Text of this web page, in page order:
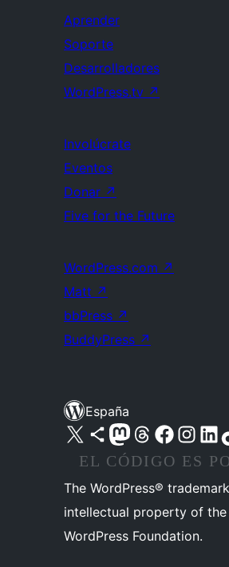
Aprender
Soporte
Desarrolladores
WordPress.tv ↗
Involúcrate
Eventos
Donar ↗
Five for the Future
WordPress.com ↗
Matt ↗
bbPress ↗
BuddyPress ↗
España
Visita nuestra cuenta de X (anteriormente Twitter)
Visita nuestra cuenta de Bluesky
Visita nuestra cuenta de Mastodon
Visita nuestra cuenta de Threads
Visita nuestra página de
Visita nuestra
Visita
EL CÓDIGO ES
The WordPress®
intellectual property of the
WordPress Foundation.